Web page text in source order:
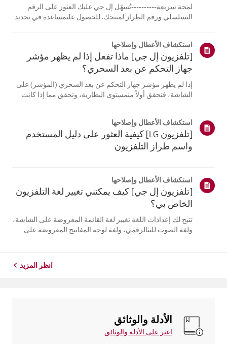
لمحة سريعة----------تُسهّل إل جي عليك العثور على الرقم
التسلسلي ورقم الطراز لمنتجك. للحصول علىمساعدة في تحديد
تختلف الصور أو ا...
استكشاف الأعطال وإصلاحها
[تلفزيون إل جي] ماذا تفعل إذا لم يظهر مؤشر
جهاز التحكم عن بعد السحري؟
إذا لم يظهر مؤشر جهاز التحكم عن بعد السحري (المؤشر) على
الشاشة، فتحقق أولاً منمستوى البطارية، وتحقق مما إذا كانت
التلفزيون. أعد تسج...
استكشاف الأعطال وإصلاحها
[تلفزيون LG] كيفية العثور على دليل المستخدم
واسم طراز التلفزيون
استكشاف الأعطال وإصلاحها
[تلفزيون إل جي] كيف يمكنني تغيير لغة التلفزيون
الخاص بي؟
تتيح لك إعدادات اللغة تغيير لغة القائمة المعروضة على الشاشة،
ولغة الصوت للبثالرقمي، ولغة لوحة المفاتيح المعروضة على
انظر المزيد
الأدلة والوثائق
اعثر على الأدلة والوثائق